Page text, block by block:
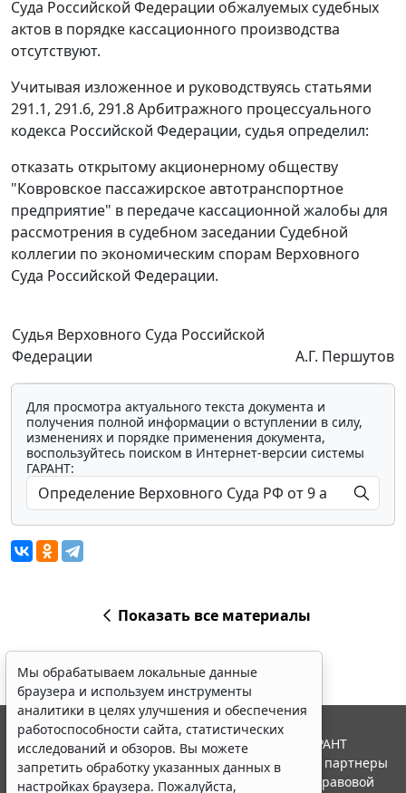
Суда Российской Федерации обжалуемых судебных
актов в порядке кассационного производства
отсутствуют.
Учитывая изложенное и руководствуясь статьями
291.1, 291.6, 291.8Арбитражного процессуального
кодекса Российской Федерации, судья определил:
отказать открытому акционерному обществу
"Ковровское пассажирское автотранспортное
предприятие" в передаче кассационной жалобы для
рассмотрения в судебном заседании Судебной
коллегии по экономическим спорам Верховного
Суда Российской Федерации.
Судья Верховного Суда Российской
Федерации
А.Г. Першутов
Для просмотра актуального текста документа и
получения полной информации о вступлении в силу,
изменениях и порядке применения документа,
воспользуйтесь поиском в Интернет-версии системы
ГАРАНТ:
Показать все материалы
Мы обрабатываем локальные данные
браузера и используем инструменты
аналитики в целях улучшения и обеспечения
работоспособности сайта, статистических
исследований и обзоров. Вы можете
запретить обработку указанных данных в
настройках браузера. Пожалуйста,
© ООО "НПП "ГАРАНТ-СЕРВИС", 2026. Система ГАРАНТ
выпускается с 1990 года. Компания "Гарант" и ее партнеры
являются участниками Российской ассоциации правовой